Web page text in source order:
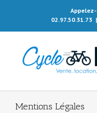
02.97.50.31.73 |
Mentions Légales